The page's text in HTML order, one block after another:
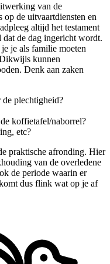
van de
op de uitvaartdiensten en
altijd het testament
dat de dag ingericht wordt.
je als familie moeten
kunnen
Denk aan zaken
plechtigheid?
koffietafel/naborrel?
etc?
praktische afronding. Hier
van de overledene
de periode waarin er
dus flink wat op je af